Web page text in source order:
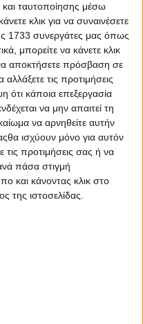
ταυτοποίησης μέσω
κλικ για να συναινέσετε
1733 συνεργάτες μας όπως
μπορείτε να κάνετε κλικ
αποκτήσετε πρόσβαση σε
τις προτιμήσεις
ότι κάποια επεξεργασία
να μην απαιτεί τη
να αρνηθείτε αυτήν
ισχύουν μόνο για αυτόν
τις προτιμήσεις σας ή να
πάσα στιγμή
και κάνοντας κλικ στο
της ιστοσελίδας.